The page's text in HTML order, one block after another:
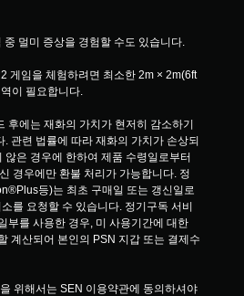
중 멀미 증상을 경험할 수도 있습니다.
게임을 체험하려면 최소한 2m × 2m(6ft
이 필요합니다.
후에는 재화의 가치가 현저히 감소하기
관련 법률에 따라 재화의 가치가 손상되
않은 경우에 한하여 제품 수령일로부터
경우에만 환불 처리가 가능합니다. 정
등)는 최초 구매일 또는 갱신일로
를 요청할 수 있습니다. 정기구독 서비
부를 사용한 경우, 미 사용기간에 대한
계산되어 본인의 PSN 지갑 또는 결제수
위해서는 SEN 이용약관에 동의하셔야